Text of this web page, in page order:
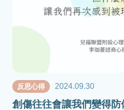
反思心得 2024.09.30
創傷往往會讓我們變得